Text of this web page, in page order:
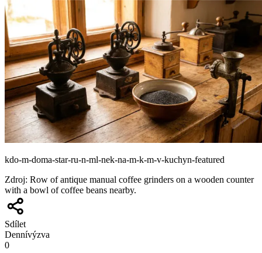
kdo-m-doma-star-ru-n-ml-nek-na-m-k-m-v-kuchyn-featured
Zdroj: Row of antique manual coffee grinders on a wooden counter
with a bowl of coffee beans nearby.
Sdílet
Dennívýzva
0